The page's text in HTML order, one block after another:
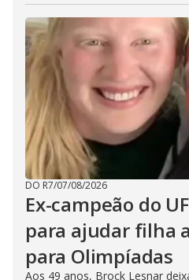
DO R7/07/08/2026
Ex-campeão do
para ajudar filha
para Olimpíadas
Aos 49 anos, Brock Lesnar